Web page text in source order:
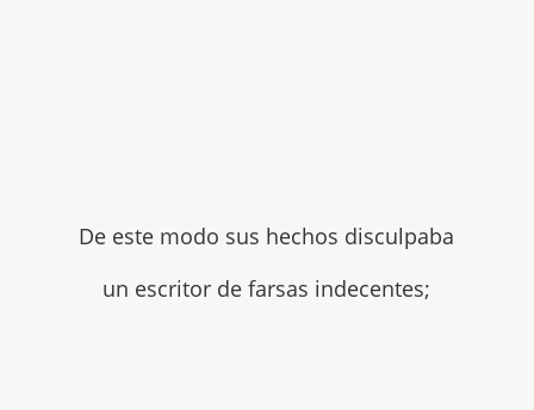
De este modo sus hechos disculpaba
un escritor de farsas indecentes;